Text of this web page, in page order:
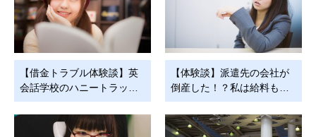
【借金トラブル体験談】英
会話学校のハニートラッ…
【体験談】派遣先の会社が
倒産した！？私は給料も…